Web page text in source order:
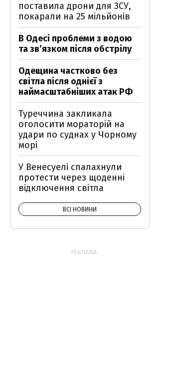
поставила дрони для ЗСУ,
покарали на 25 мільйонів
В Одесі проблеми з водою
та звʼязком після обстрілу
Одещина частково без
світла після однієї з
наймасштабніших атак РФ
Туреччина закликала
оголосити мораторій на
удари по суднах у Чорному
морі
У Венесуелі спалахнули
протести через щоденні
відключення світла
ВСІ НОВИНИ
РЕКЛАМА: